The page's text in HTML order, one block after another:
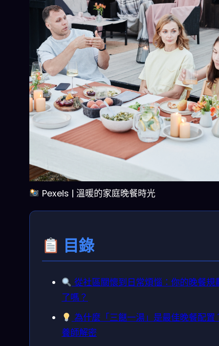
Pexels | 溫暖的家庭晚餐時光
目錄
從社區關懷到日常煩惱：你的晚餐規
了嗎？
為什麼「三餸一湯」是最佳晚餐配置
養師解密